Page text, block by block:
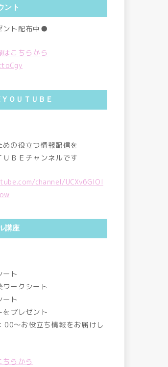
ント
ント配布中●
こちらから
ＯＵＴＵＢＥ
の役立つ情報配信を
ＵＢＥチャンネルです
channel/UCXv6GlOI
講座
ート
ワークシート
ート
をプレゼント
00～お役立ち情報をお届けし
らから